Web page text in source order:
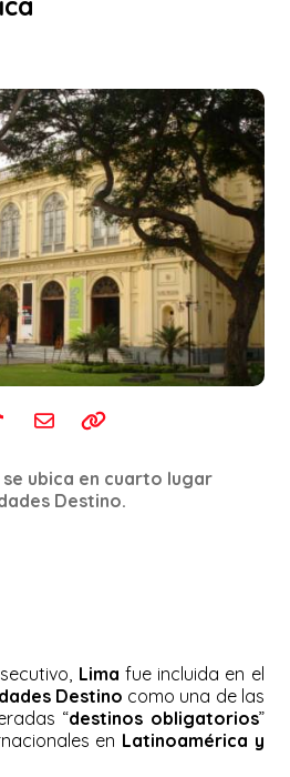
se ubica en cuarto lugar
Destino.
Lima fue incluida en el
Destino como una de las
“destinos obligatorios”
en Latinoamérica y